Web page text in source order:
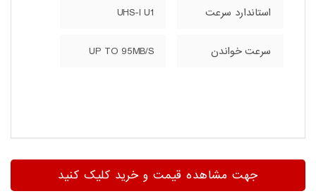
استاندارد سرعت UHS-I U1
سرعت خواندن UP TO 95MB/S
جهت مشاهده قیمت و خرید کلیک کنید